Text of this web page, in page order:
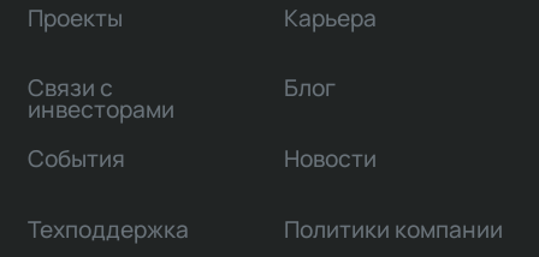
Проекты
Связи с
инвесторами
Карьера
Блог
События Новости
Техподдержка Политики компании